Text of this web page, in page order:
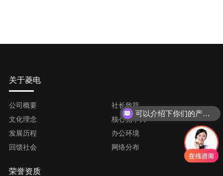
关于菱电
公司概要
社长致辞
文化理念
核心竞争力
发展历程
办公环境
回馈社会
网络分布
荣誉资质
可以介绍下你们的产品么